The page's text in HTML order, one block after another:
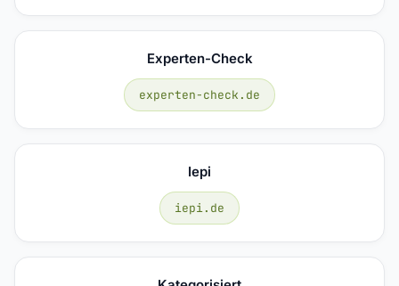
Experten-Check
experten-check.de
Iepi
iepi.de